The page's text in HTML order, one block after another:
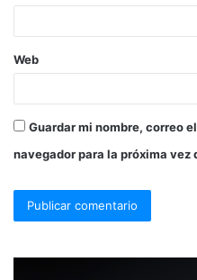
*
Web
Guardar mi nombre, correo
navegador para la próxima vez